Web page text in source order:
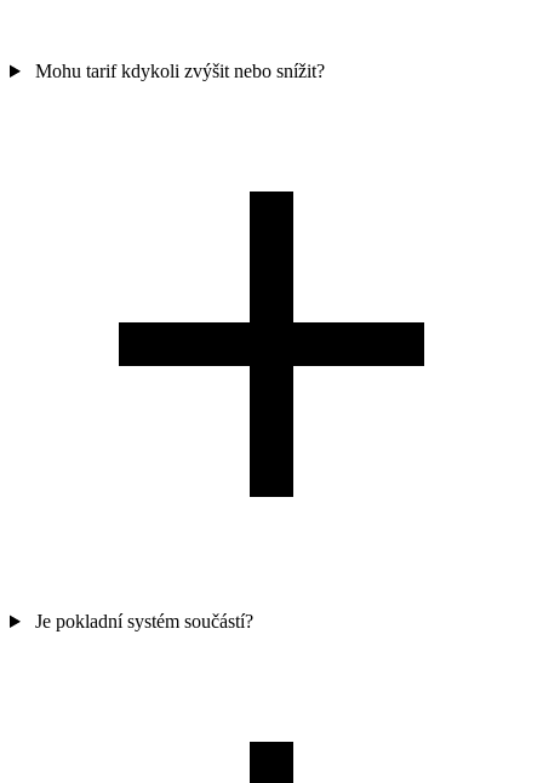
Mohu tarif kdykoli zvýšit nebo snížit?
Je pokladní systém součástí?